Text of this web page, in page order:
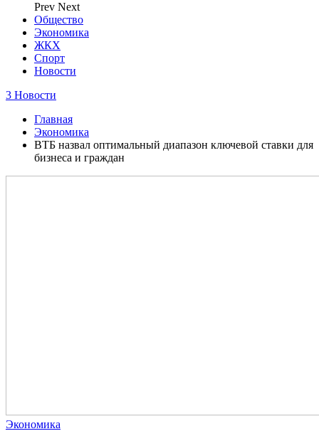
Prev Next
Общество
Экономика
ЖКХ
Спорт
Новости
3 Новости
Главная
Экономика
ВТБ назвал оптимальный диапазон ключевой ставки для
бизнеса и граждан
Экономика